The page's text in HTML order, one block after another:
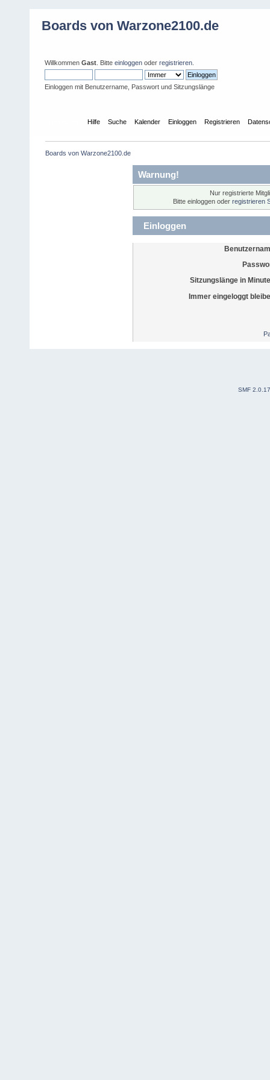
Boards von Warzone2100.de
Willkommen Gast . Bitte einloggen oder registrieren
Einloggen mit Benutzername, Passwort und Sitzungslänge
Hilfe Suche Kalender Einloggen Registrieren
Boards von Warzone2100.de
Warnung!
Nur registrierte
Bitte einloggen oder registrieren
Einloggen
Sitzungslänge in
Immer eingeloggt
SMF 2.0.17